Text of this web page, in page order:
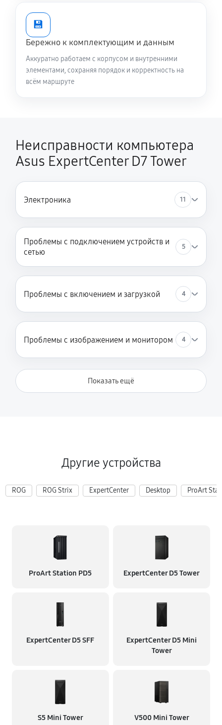
💾
Бережно к комплектующим и данным
Аккуратно работаем с корпусом и внутренними
элементами, сохраняя порядок и корректность на
всём маршруте
Неисправности компьютера
Asus ExpertCenter D7 Tower
Электроника 11
Проблемы с подключением устройств и
сетью
5
Проблемы с включением и загрузкой 4
Проблемы с изображением и монитором 4
Показать ещё
Другие устройства
ROG ROG Strix ExpertCenter Desktop ProArt
ProArt Station PD5 ExpertCenter D5 Tower
ExpertCenter D5 SFF
ExpertCenter D5 Mini
Tower
S5 Mini Tower V500 Mini Tower